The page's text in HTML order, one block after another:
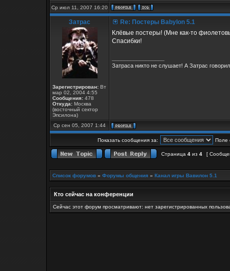
Ср июл 11, 2007 16:20
Затрас
Зарегистрирован: Вт
мар 02, 2004 4:55
Сообщения: 478
Откуда: Москва
(восточный сектор
Эпсилона)
Re: Постеры Babylon 5.1
Клёвые постеры! (Мне как-то
Спасибки!
Затраса никто не слушает! А Затрас
Ср сен 05, 2007 1:44
Показать сообщения за: Поле
Страница 4 из 4 [
Список форумов » Форумы общения » Канал игры Вавилон 5.1
Кто сейчас на конференции
Сейчас этот форум просматривают: нет зарегистрированных